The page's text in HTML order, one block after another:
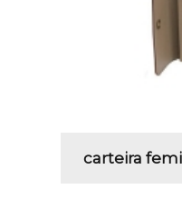
carteira